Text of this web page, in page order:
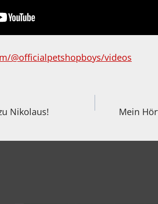
@officialpetshopboys/videos
Nikolaus! Mein